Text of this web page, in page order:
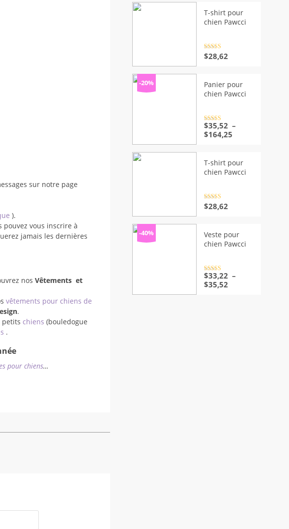
sur notre page
).
vous inscrire à
jamais les dernières
nos Vêtements et
vêtements pour chiens de
.
petits chiens (bouledogue
.
pour chiens…
T-shirt pour
chien Pawcci
Note
sur 5
$28,62
-20%
Panier pour
chien Pawcci
Note4.5
sur 5
$35,52 –
$164,25Plage
$35,52
à
T-shirt pour
chien Pawcci
Note
sur 5
$28,62
-40%
Veste pour
chien Pawcci
Note4.5
sur 5
$33,22 –
$35,52Plage